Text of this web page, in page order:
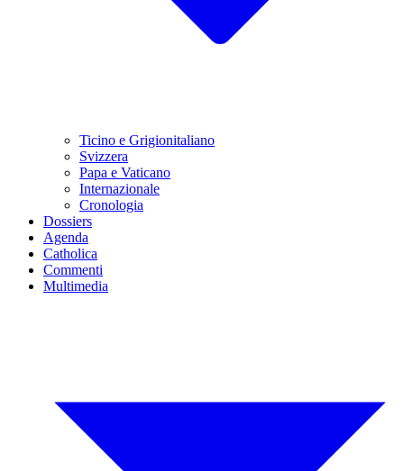
Ticino e Grigionitaliano
Svizzera
Papa e Vaticano
Internazionale
Cronologia
Dossiers
Agenda
Catholica
Commenti
Multimedia